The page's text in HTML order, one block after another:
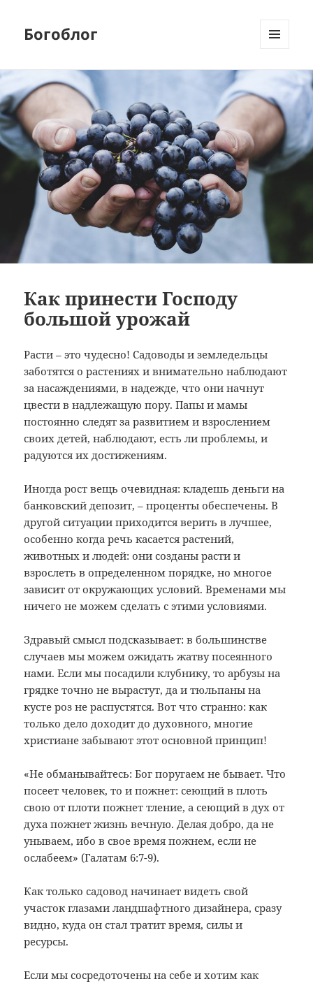
Богоблог
ВИДЖЕТЫ
Как принести Господу
большой урожай
Расти – это чудесно! Садоводы и земледельцы
заботятся о растениях и внимательно наблюдают
за насаждениями, в надежде, что они начнут
цвести в надлежащую пору. Папы и мамы
постоянно следят за развитием и взрослением
своих детей, наблюдают, есть ли проблемы, и
радуются их достижениям.
Иногда рост вещь очевидная: кладешь деньги на
банковский депозит, – проценты обеспечены. В
другой ситуации приходится верить в лучшее,
особенно когда речь касается растений,
животных и людей: они созданы расти и
взрослеть в определенном порядке, но многое
зависит от окружающих условий. Временами мы
ничего не можем сделать с этими условиями.
Здравый смысл подсказывает: в большинстве
случаев мы можем ожидать жатву посеянного
нами. Если мы посадили клубнику, то арбузы на
грядке точно не вырастут, да и тюльпаны на
кусте роз не распустятся. Вот что странно: как
только дело доходит до духовного, многие
христиане забывают этот основной принцип!
«Не обманывайтесь: Бог поругаем не бывает. Что
посеет человек, то и пожнет: сеющий в плоть
свою от плоти пожнет тление, а сеющий в дух от
духа пожнет жизнь вечную. Делая добро, да не
унываем, ибо в свое время пожнем, если не
ослабеем» (Галатам 6:7-9).
Как только садовод начинает видеть свой
участок глазами ландшафтного дизайнера, сразу
видно, куда он стал тратит время, силы и
ресурсы.
Если мы сосредоточены на себе и хотим как